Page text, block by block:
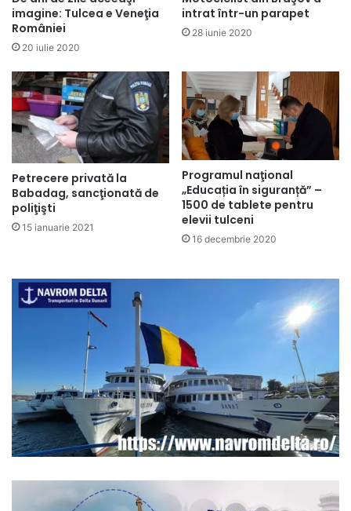
imagine: Tulcea e Veneţia
României
20 iulie 2020
intrat într-un parapet
28 iunie 2020
Petrecere privată la
Babadag, sancţionată de
poliţişti
15 ianuarie 2021
Programul naţional
„Educația în siguranță” –
1500 de tablete pentru
elevii tulceni
16 decembrie 2020